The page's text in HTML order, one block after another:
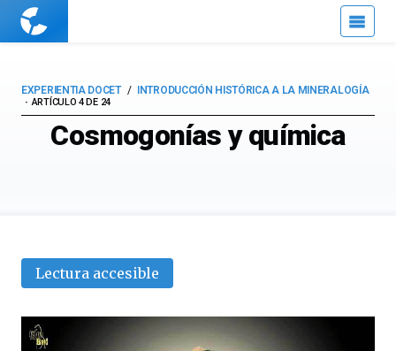
Cuaderno
Cosmogonías y química
EXPERIENTIA DOCET INTRODUCCIÓN HISTÓRICA A LA MINERALOGÍA
ARTÍCULO 4 DE 24
Lectura accesible